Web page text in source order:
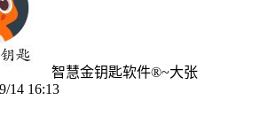
智慧金钥匙软件®~大张
14 16:13